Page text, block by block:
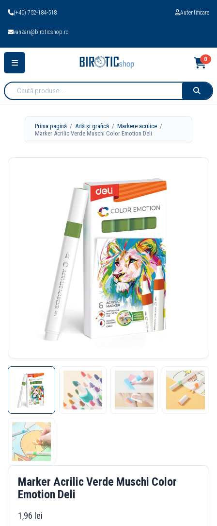
(+40) 752-184-518
vanzari@biroticshop.ro
Autentificare
Cauta
produse:
0
Prima pagină /Artă și grafică /Markere acrilice /
Marker Acrilic Verde Muschi Color Emotion Deli
Marker Acrilic Verde Muschi Color
Emotion Deli
1,96 lei